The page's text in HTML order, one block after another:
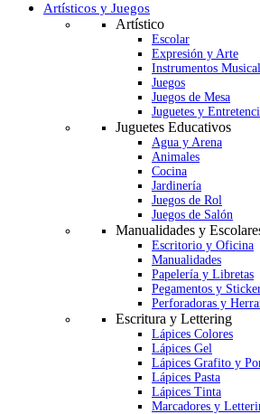
Artísticos y Juegos
Artístico
Escolar
Expresión y Arte
Instrumentos
Juegos
Juegos de Mesa
Juguetes y
Juguetes Educativos
Agua y Arena
Animales
Cocina
Jardinería
Juegos de Rol
Juegos de Salón
Manualidades y
Escritorio y Oficina
Manualidades
Papelería y Libretas
Pegamentos y
Perforadoras y
Escritura y Lettering
Lápices Colores
Lápices Gel
Lápices Grafito y
Lápices Pasta
Lápices Tinta
Marcadores y